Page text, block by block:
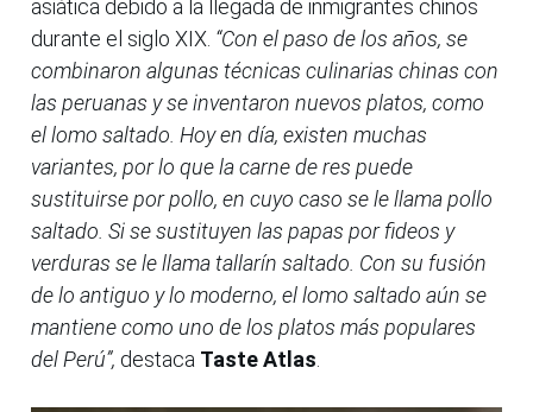
asiática debido a la llegada de inmigrantes chinos
durante el siglo XIX. “Con el paso de los años, se
combinaron algunas técnicas culinarias chinas con
las peruanas y se inventaron nuevos platos, como
el lomo saltado. Hoy en día, existen muchas
variantes, por lo que la carne de res puede
sustituirse por pollo, en cuyo caso se le llama pollo
saltado. Si se sustituyen las papas por fideos y
verduras se le llama tallarín saltado. Con su fusión
de lo antiguo y lo moderno, el lomo saltado aún se
mantiene como uno de los platos más populares
del Perú”, destaca Taste Atlas